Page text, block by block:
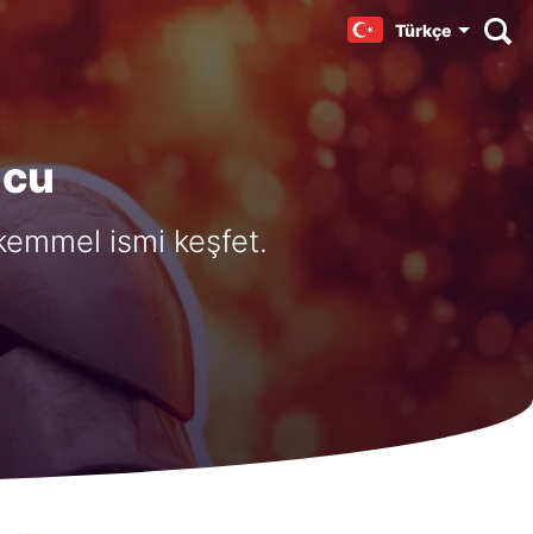
Türkçe
ismi keşfet.